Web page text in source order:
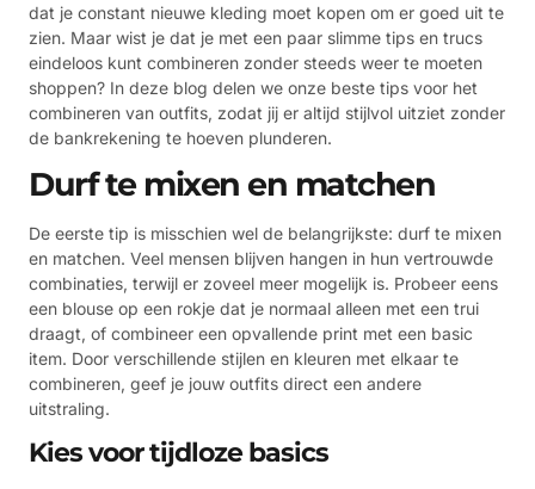
dat je constant nieuwe kleding moet kopen om er goed uit te
zien. Maar wist je dat je met een paar slimme tips en trucs
eindeloos kunt combineren zonder steeds weer te moeten
shoppen? In deze blog delen we onze beste tips voor het
combineren van outfits, zodat jij er altijd stijlvol uitziet zonder
de bankrekening te hoeven plunderen.
Durf te mixen en matchen
De eerste tip is misschien wel de belangrijkste: durf te mixen
en matchen. Veel mensen blijven hangen in hun vertrouwde
combinaties, terwijl er zoveel meer mogelijk is. Probeer eens
een blouse op een rokje dat je normaal alleen met een trui
draagt, of combineer een opvallende print met een basic
item. Door verschillende stijlen en kleuren met elkaar te
combineren, geef je jouw outfits direct een andere
uitstraling.
Kies voor tijdloze basics